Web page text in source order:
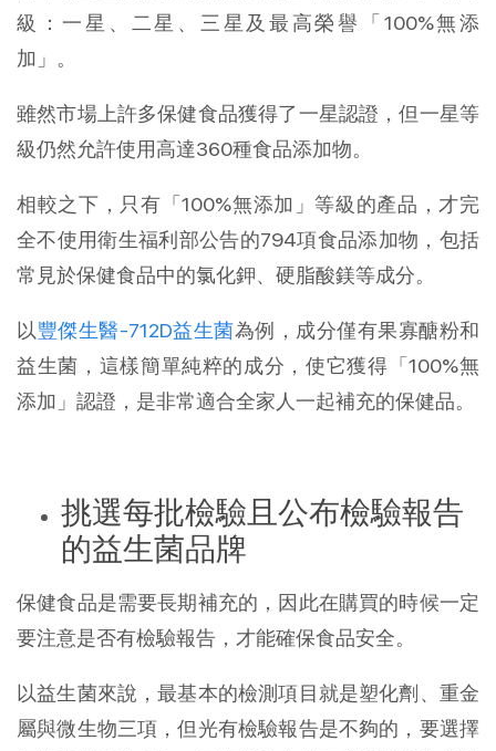
級：一星、二星、三星及最高榮譽「100%無添
加」。
雖然市場上許多保健食品獲得了一星認證，但一星等
級仍然允許使用高達360種食品添加物。
相較之下，只有「100%無添加」等級的產品，才完
全不使用衛生福利部公告的794項食品添加物，包括
常見於保健食品中的氯化鉀、硬脂酸鎂等成分。
以豐傑生醫-712D益生菌為例，成分僅有果寡醣粉和
益生菌，這樣簡單純粹的成分，使它獲得「100%無
添加」認證，是非常適合全家人一起補充的保健品。
挑選每批檢驗且公布檢驗報告
的益生菌品牌
保健食品是需要長期補充的，因此在購買的時候一定
要注意是否有檢驗報告，才能確保食品安全。
以益生菌來說，最基本的檢測項目就是塑化劑、重金
屬與微生物三項，但光有檢驗報告是不夠的，要選擇